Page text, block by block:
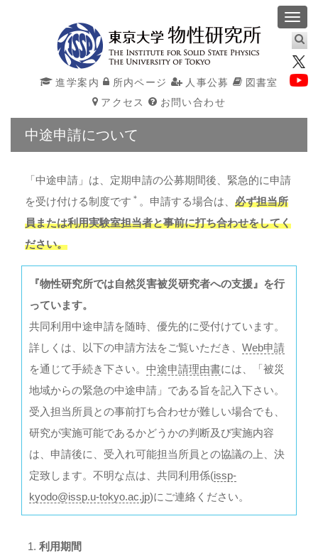
進学案内 所内ページ 人事公募
図書室
アクセス
お問い合わせ
中途申請について
「中途申請」は、定期申請の公募期間後、緊急的に申請
を受け付ける制度です ＊ 。申請する場合は、 必ず担当所
員または利用実験室担当者と事前に打ち合わせをしてく
ださい。
『物性研究所では自然災害被災研究者への支援』を行
っています。
共同利用中途申請を随時、優先的に受付けています。
詳しくは、以下の申請方法をご覧いただき、 Web申請
を通じて手続き下さい。 中途申請理由書には、「被災
地域からの緊急の中途申請」である旨を記入下さい。
受入担当所員との事前打ち合わせが難しい場合でも、
研究が実施可能であるかどうかの判断及び実施内容
は、申請後に、受入れ可能担当所員との協議の上、決
定致します。不明な点は、共同利用係(issp-
kyodo@issp.u-tokyo.ac.jp)にご連絡ください。
利用期間